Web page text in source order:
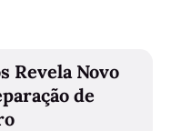
Revela Novo
de